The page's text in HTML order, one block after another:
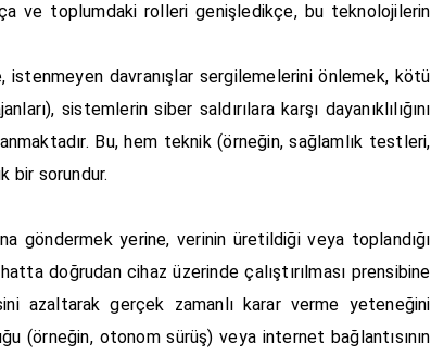
ve toplumdaki rolleri genişledikçe, bu teknolojilerin
davranışlar sergilemelerini önlemek, kötü
sistemlerin siber saldırılara karşı dayanıklılığını
Bu, hem teknik (örneğin, sağlamlık testleri,
bir sorundur.
göndermek yerine, verinin üretildiği veya toplandığı
doğrudan cihaz üzerinde çalıştırılması prensibine
azaltarak gerçek zamanlı karar verme yeteneğini
(örneğin, otonom sürüş) veya internet bağlantısının